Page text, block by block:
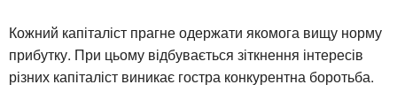
Кожний капіталіст прагне одержати якомога вищу норму
прибутку. При цьому відбувається зіткнення інтересів
різних капіталіст виникає гостра конкурентна боротьба.